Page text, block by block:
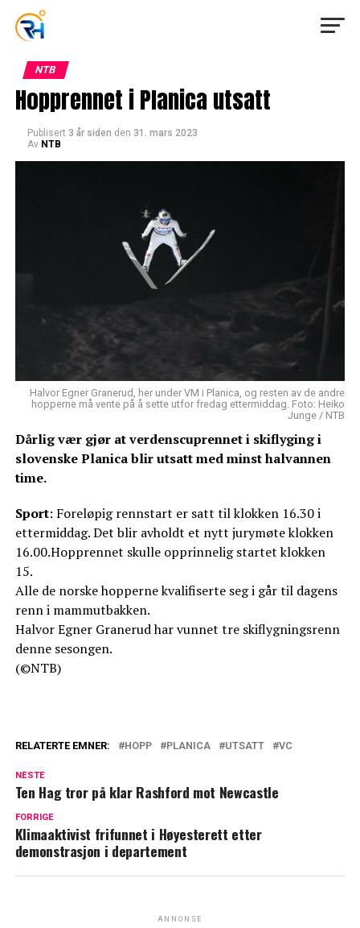
NTB
Hopprennet i Planica utsatt
Publisert 3 år siden den 31. mars 2023
Av NTB
Halvor Egner Granerud, her under VM i Planica, og resten av de andre
hopperne må vente på å sette utfor fredag ettermiddag. Foto: Heiko
Junge / NTB
Dårlig vær gjør at verdenscuprennet i skiflyging i
slovenske Planica blir utsatt med minst halvannen
time.
Sport: Foreløpig rennstart er satt til klokken 16.30 i
ettermiddag. Det blir avholdt et nytt jurymøte klokken
16.00.Hopprennet skulle opprinnelig startet klokken
15.
Alle de norske hopperne kvalifiserte seg i går til dagens
renn i mammutbakken.
Halvor Egner Granerud har vunnet tre skiflygningsrenn
denne sesongen.
(©NTB)
RELATERTE EMNER: HOPP PLANICA UTSATT VC
NESTE
Ten Hag tror på klar Rashford mot Newcastle
FORRIGE
Klimaaktivist frifunnet i Høyesterett etter
demonstrasjon i departement
ANNONSE